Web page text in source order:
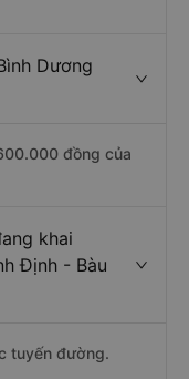
Dương
đồng của
khai
Định - Bàu
tuyến đường.